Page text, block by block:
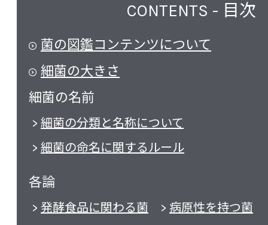
CONTENTS - 目次
菌の図鑑コンテンツについて
細菌の大きさ
細菌の名前
細菌の分類と名称について
細菌の命名に関するルール
各論
発酵食品に関わる菌
病原性を持つ菌